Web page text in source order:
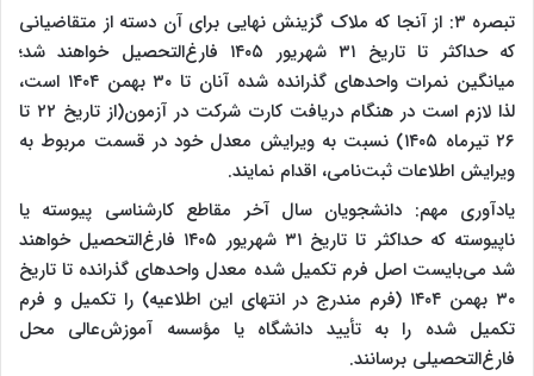
تبصره ۳: از آنجا که ملاک گزینش نهایی برای آن دسته از متقاضیانی
که حداکثر تا تاریخ ۳۱ شهریور ۱۴۰۵ فارغ‌التحصیل خواهند شد؛
میانگین نمرات واحدهای گذرانده شده آنان تا ۳۰ بهمن ۱۴۰۴ است،
لذا لازم است در هنگام دریافت کارت شرکت در آزمون(از تاریخ ۲۲ تا
۲۶ تیرماه ۱۴۰۵) نسبت به ویرایش معدل خود در قسمت مربوط به
ویرایش اطلاعات ثبت‌نامی، اقدام نمایند.
یادآوری مهم: دانشجویان سال آخر مقاطع کارشناسی پیوسته یا
ناپیوسته که حداکثر تا تاریخ ۳۱ شهریور ۱۴۰۵ فارغ‌التحصیل خواهند
شد می‌بایست اصل فرم تکمیل شده معدل واحدهای گذرانده تا تاریخ
۳۰ بهمن ۱۴۰۴ (فرم مندرج در انتهای این اطلاعیه) را تکمیل و فرم
تکمیل شده را به تأیید دانشگاه یا مؤسسه آموزش‌عالی محل
فارغ‌التحصیلی برسانند.